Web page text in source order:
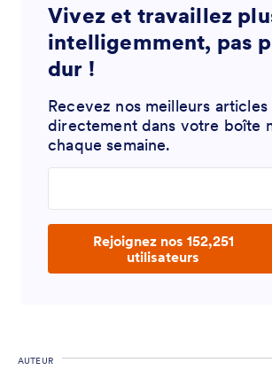
Vivez et travaillez
intelligemment, pas
dur !
Recevez nos meilleurs articles
directement dans votre boîte
chaque semaine.
Rejoignez nos 152,251
utilisateurs
AUTEUR